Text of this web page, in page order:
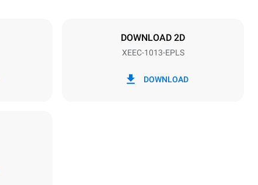
DOWNLOAD 2D
XEEC-1013-EPLS
DOWNLOAD